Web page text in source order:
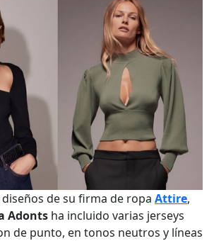
de su firma de ropa Attire,
Adonts ha incluido varias jerseys
de punto, en tonos neutros y líneas